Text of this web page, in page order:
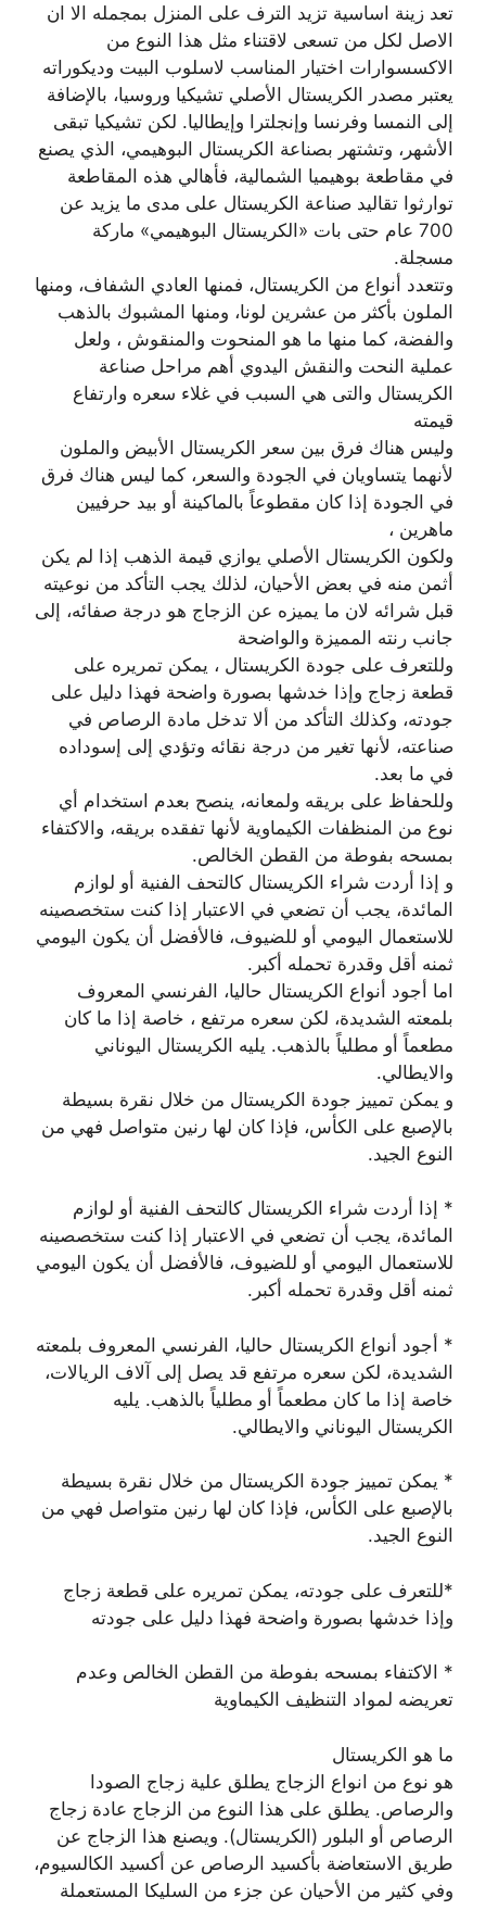
تعد زينة اساسية تزيد الترف على المنزل بمجمله الا ان
الاصل لكل من تسعى لاقتناء مثل هذا النوع من
الاكسسوارات اختيار المناسب لاسلوب البيت وديكوراته
يعتبر مصدر الكريستال الأصلي تشيكيا وروسيا، بالإضافة
إلى النمسا وفرنسا وإنجلترا وإيطاليا. لكن تشيكيا تبقى
الأشهر، وتشتهر بصناعة الكريستال البوهيمي، الذي يصنع
في مقاطعة بوهيميا الشمالية، فأهالي هذه المقاطعة
توارثوا تقاليد صناعة الكريستال على مدى ما يزيد عن
700 عام حتى بات «الكريستال البوهيمي» ماركة
مسجلة.
وتتعدد أنواع من الكريستال، فمنها العادي الشفاف، ومنها
الملون بأكثر من عشرين لونا، ومنها المشبوك بالذهب
والفضة، كما منها ما هو المنحوت والمنقوش ، ولعل
عملية النحت والنقش اليدوي أهم مراحل صناعة
الكريستال والتى هي السبب في غلاء سعره وارتفاع
قيمته
وليس هناك فرق بين سعر الكريستال الأبيض والملون
لأنهما يتساويان في الجودة والسعر، كما ليس هناك فرق
في الجودة إذا كان مقطوعاً بالماكينة أو بيد حرفيين
ماهرين ،
ولكون الكريستال الأصلي يوازي قيمة الذهب إذا لم يكن
أثمن منه في بعض الأحيان، لذلك يجب التأكد من نوعيته
قبل شرائه لان ما يميزه عن الزجاج هو درجة صفائه، إلى
جانب رنته المميزة والواضحة
وللتعرف على جودة الكريستال ، يمكن تمريره على
قطعة زجاج وإذا خدشها بصورة واضحة فهذا دليل على
جودته، وكذلك التأكد من ألا تدخل مادة الرصاص في
صناعته، لأنها تغير من درجة نقائه وتؤدي إلى إسوداده
في ما بعد.
وللحفاظ على بريقه ولمعانه، ينصح بعدم استخدام أي
نوع من المنظفات الكيماوية لأنها تفقده بريقه، والاكتفاء
بمسحه بفوطة من القطن الخالص.
و إذا أردت شراء الكريستال كالتحف الفنية أو لوازم
المائدة، يجب أن تضعي في الاعتبار إذا كنت ستخصصينه
للاستعمال اليومي أو للضيوف، فالأفضل أن يكون اليومي
ثمنه أقل وقدرة تحمله أكبر.
اما أجود أنواع الكريستال حاليا، الفرنسي المعروف
بلمعته الشديدة، لكن سعره مرتفع ، خاصة إذا ما كان
مطعماً أو مطلياً بالذهب. يليه الكريستال اليوناني
والايطالي.
و يمكن تمييز جودة الكريستال من خلال نقرة بسيطة
بالإصبع على الكأس، فإذا كان لها رنين متواصل فهي من
النوع الجيد.
* إذا أردت شراء الكريستال كالتحف الفنية أو لوازم
المائدة، يجب أن تضعي في الاعتبار إذا كنت ستخصصينه
للاستعمال اليومي أو للضيوف، فالأفضل أن يكون اليومي
ثمنه أقل وقدرة تحمله أكبر.
* أجود أنواع الكريستال حاليا، الفرنسي المعروف بلمعته
الشديدة، لكن سعره مرتفع قد يصل إلى آلاف الريالات،
خاصة إذا ما كان مطعماً أو مطلياً بالذهب. يليه
الكريستال اليوناني والايطالي.
* يمكن تمييز جودة الكريستال من خلال نقرة بسيطة
بالإصبع على الكأس، فإذا كان لها رنين متواصل فهي من
النوع الجيد.
*للتعرف على جودته، يمكن تمريره على قطعة زجاج
وإذا خدشها بصورة واضحة فهذا دليل على جودته
* الاكتفاء بمسحه بفوطة من القطن الخالص وعدم
تعريضه لمواد التنظيف الكيماوية
ما هو الكريستال
هو نوع من انواع الزجاج يطلق علية زجاج الصودا
والرصاص. يطلق على هذا النوع من الزجاج عادة زجاج
الرصاص أو البلور (الكريستال). ويصنع هذا الزجاج عن
طريق الاستعاضة بأكسيد الرصاص عن أكسيد الكالسيوم،
وفي كثير من الأحيان عن جزء من السليكا المستعملة